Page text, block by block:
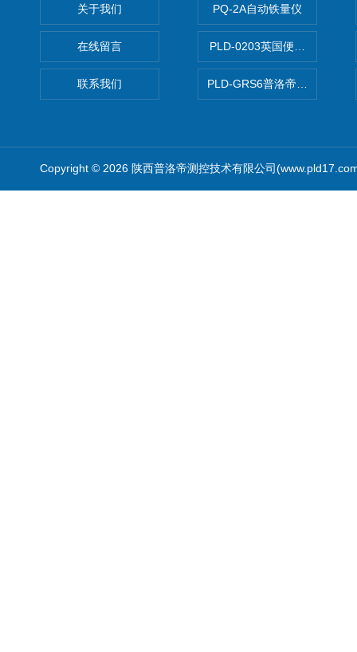
关于我们
在线留言
联系我们
PQ-2A自动铁量仪
PLD-0203英国便携式油品颗
PLD-GRS6普洛帝全自动微量
Copyright © 2026 陕西普洛帝测控技术有限公司